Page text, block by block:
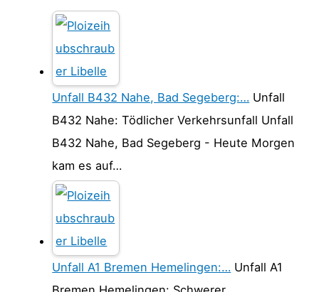
Unfall B432 Nahe, Bad Segeberg:… Unfall
B432 Nahe: Tödlicher Verkehrsunfall Unfall
B432 Nahe, Bad Segeberg - Heute Morgen
kam es auf…
Unfall A1 Bremen Hemelingen:… Unfall A1